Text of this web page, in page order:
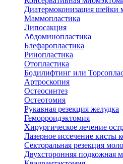
Диатермоконизация шейки
Маммопластика
Липосакция
Абдоминопластика
Блефаропластика
Ринопластика
Отопластика
Бодилифтинг или
Артроскопия
Остеосинтез
Остеотомия
Рукавная резекция желудка
Геморроидэктомия
Хирургическое лечение
Лазерное иссечение кисты
Секторальная резекция
Двухсторонняя подкожная